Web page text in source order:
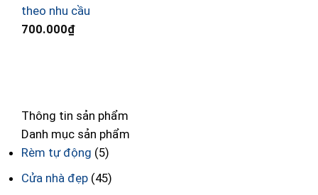
theo nhu cầu
700.000₫
Thông tin sản phẩm
Danh mục sản phẩm
Rèm tự động (5)
Cửa nhà đẹp (45)